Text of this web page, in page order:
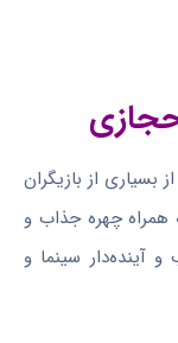
بسیاری از بازیگران
همراه چهره جذاب و
آینده‌دار سینما و